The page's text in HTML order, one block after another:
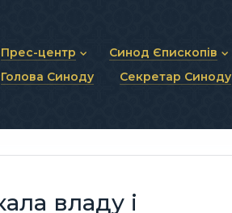
Прес-центр
Новини та анонси
Синод Єпископів
Статут Синоду
Синодальні органи
Голова Синоду Секретар Синоду
владу і